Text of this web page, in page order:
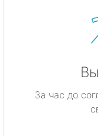
За час до